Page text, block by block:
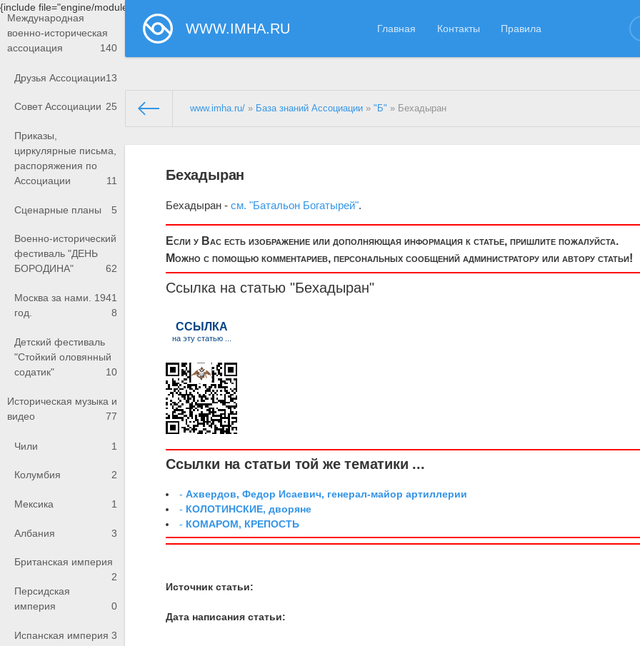
{include file="engine/modules/saperu/head.php"}
WWW.IMHA.RU Главная Контакты Правила
Международная
военно-историческая
ассоциация
140
Друзья Ассоциации13
Совет Ассоциации 25
Приказы,
циркулярные письма,
распоряжения по
Ассоциации
11
Сценарные планы 5
Военно-исторический
фестиваль "ДЕНЬ
БОРОДИНА"
62
Москва за нами. 1941
год.
8
Детский фестиваль
"Стойкий оловянный
содатик"
10
Историческая музыка и
видео
77
Чили 1
Колумбия 2
Мексика 1
Албания 3
Британская империя
2
Персидская
империя
0
Испанская империя 3
www.imha.ru/ » База знаний Ассоциации »"Б" » Бехадыран
Бехадыран
Бехадыран -см. "Батальон Богатырей".
Если у Вас есть изображение или дополняющая информация к статье, пришлите пожалуйста.
Можно с помощью комментариев, персональных сообщений администратору или автору статьи!
Ссылка на статью "Бехадыран"
Ссылки на статьи той же тематики ...
-Ахвердов, Федор Исаевич, генерал-майор артиллерии
- КОЛОТИНСКИЕ, дворяне
- КОМАРОМ, КРЕПОСТЬ
Источник статьи:
Дата написания статьи: